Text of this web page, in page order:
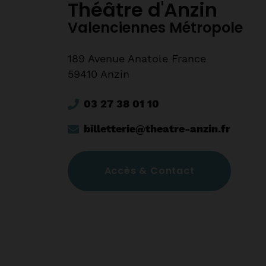
Théâtre d'Anzin
Valenciennes Métropole
189 Avenue Anatole France
59410 Anzin
03 27 38 01 10
billetterie@theatre-anzin.fr
Accès & Contact